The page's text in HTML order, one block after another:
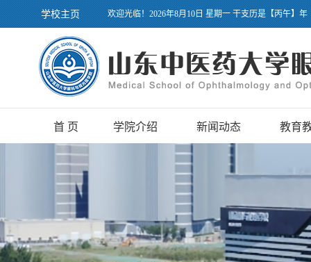
欢迎光临！2026年8月10日 星期一 干支历是【丙午】年
学校主页
首 页 学院介绍 新闻动态 教育